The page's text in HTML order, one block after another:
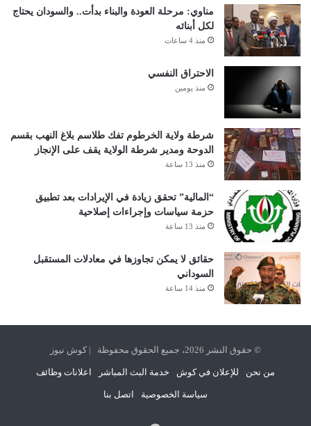
مناوي: مرحلة العودة والبناء بدأت.. والسودان يحتاج
لكل أبنائه
منذ 4 ساعات
الاحتراق النفسي
منذ يومين
شرطة ولاية الخرطوم تفك طلاسم بلاغ النهب بقسم
الدوحة ومدير شرطة الولاية يقف على الإنجاز
منذ 13 ساعة
“المالية” تحقق زيادة في الإيرادات بعد تطبيق
حزمة سياسات وإجراءات إصلاحية
منذ 13 ساعة
حقائق لا يمكن تجاوزها في معادلات المستقبل
السوداني
منذ 14 ساعة
© حقوق النشر 2026، جميع الحقوق محفوظة | كوش نيوز
من نحن للإعلان في كوش خدمة البث المباشر اعلانات وظائف
سياسة الخصوصية اتصل بنا